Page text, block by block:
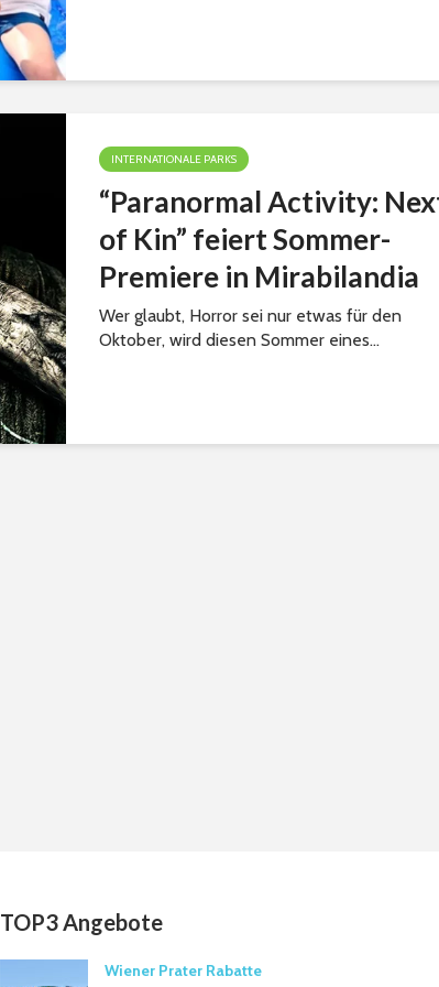
INTERNATIONALE PARKS
“Paranormal Activity:
of Kin” feiert Sommer-
Premiere in Mirabilandia
Wer glaubt, Horror sei nur etwas für den
Oktober, wird diesen Sommer eines...
TOP3 Angebote
Wiener Prater Rabatte